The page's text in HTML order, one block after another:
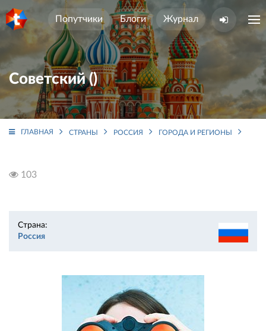
Попутчики Блоги Журнал
Советский ()
ГЛАВНАЯ СТРАНЫ РОССИЯ ГОРОДА И РЕГИОНЫ
103
Страна:
Россия